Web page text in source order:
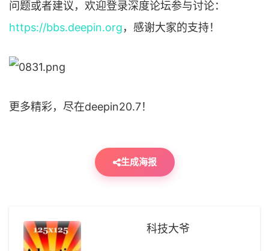
问题或者建议，欢迎登录深度论坛参与讨论：
https://bbs.deepin.org，感谢大家的支持！
更多精彩，尽在deepin20.7！
生成海报
科技大爷